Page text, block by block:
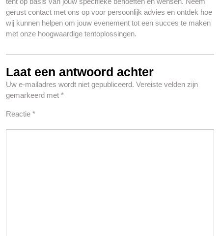
gerust contact met ons op voor persoonlijk advies en ontdek hoe
wij kunnen helpen om jouw evenement tot een succes te maken
met onze hoogwaardige tentoplossingen.
Laat een antwoord achter
Uw e-mailadres wordt niet gepubliceerd. Vereiste velden zijn
gemarkeerd met *
Reactie *